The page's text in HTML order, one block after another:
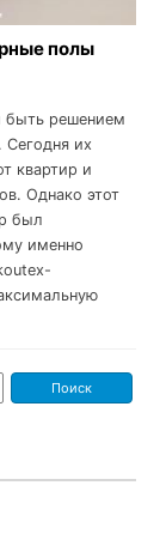
полы
быть решением
их
квартир и
Однако этот
был
именно